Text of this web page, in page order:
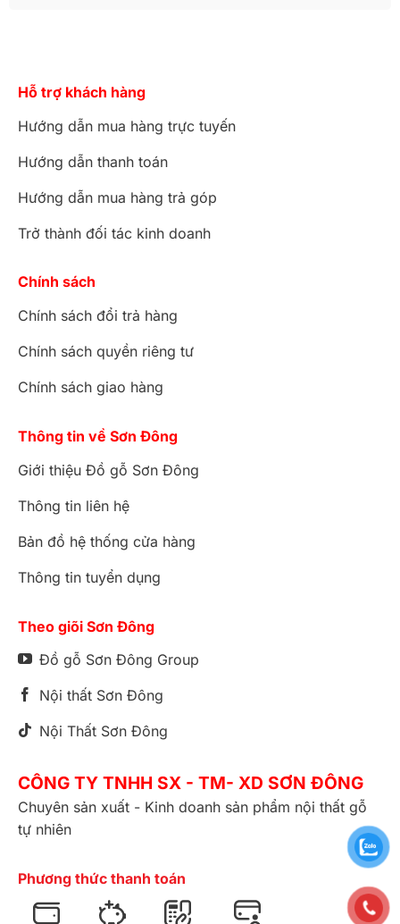
Hỗ trợ khách hàng
Hướng dẫn mua hàng trực tuyến
Hướng dẫn thanh toán
Hướng dẫn mua hàng trả góp
Trở thành đối tác kinh doanh
Chính sách
Chính sách đổi trả hàng
Chính sách quyền riêng tư
Chính sách giao hàng
Thông tin về Sơn Đông
Giới thiệu Đồ gỗ Sơn Đông
Thông tin liên hệ
Bản đồ hệ thống cửa hàng
Thông tin tuyển dụng
Theo giõi Sơn Đông
Đồ gỗ Sơn Đông Group
Nội thất Sơn Đông
Nội Thất Sơn Đông
CÔNG TY TNHH SX - TM- XD SƠN ĐÔNG
Chuyên sản xuất - Kinh doanh sản phẩm nội thất gỗ
tự nhiên
Phương thức thanh toán